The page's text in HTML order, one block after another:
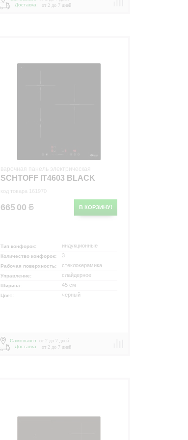
Доставка:
от 2 до 7 дней
варочная панель электрическая
SCHTOFF IT4603 BLACK
код товара 161970
В КОРЗИНУ!
665.00
Тип конфорок: индукционные
Количество конфорок: 3
Рабочая поверхность: стеклокерамика
Управление: слайдерное
Ширина: 45 см
Цвет: черный
Самовывоз: от 2 до 7 дней
Доставка:
от 2 до 7 дней